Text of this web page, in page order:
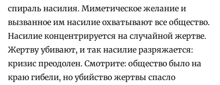
спираль насилия. Миметическое желание и
вызванное им насилие охватывают все общество.
Насилие концентрируется на случайной жертве.
Жертву убивают, и так насилие разряжается:
кризис преодолен. Смотрите: общество было на
краю гибели, но убийство жертвы спасло